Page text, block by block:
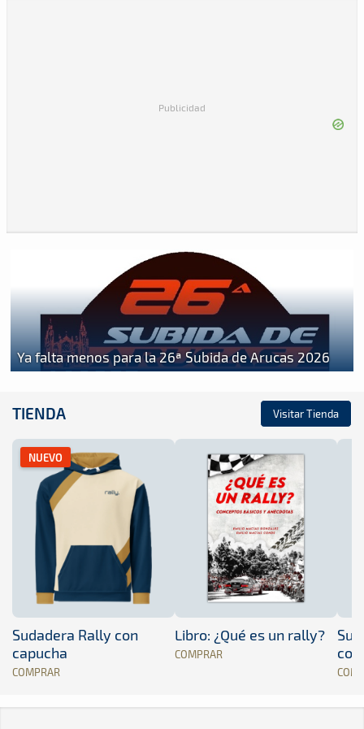
Publicidad
Ya falta menos para la 26ª Subida de Arucas 2026
TIENDA Visitar Tienda
NUEVO
Sudadera Rally con
capucha
COMPRAR
Libro: ¿Qué es un rally?
COMPRAR